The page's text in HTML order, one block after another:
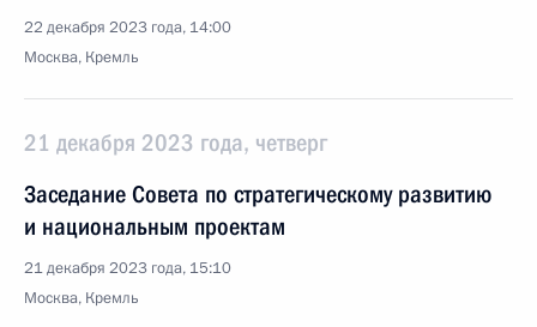
22 декабря 2023 года, 14:00
Москва, Кремль
21 декабря 2023 года, четверг
Заседание Совета по стратегическому развитию
и национальным проектам
21 декабря 2023 года, 15:10
Москва, Кремль